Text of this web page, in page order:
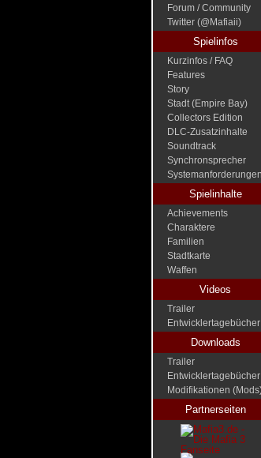
Forum / Community
Twitter (@Mafiaii)
Spielinfos
Kurzinfos / FAQ
Features
Story
Stadt (Empire Bay)
Collectors Edition
DLC-Zusatzinhalte
Soundtrack
Synchronsprecher
Systemanforderungen
Spielinhalte
Achievements
Charaktere
Familien
Stadtkarte
Waffen
Videos
Trailer
Entwicklertagebücher
Downloads
Trailer
Entwicklertagebücher
Modifikationen
Partnerseiten